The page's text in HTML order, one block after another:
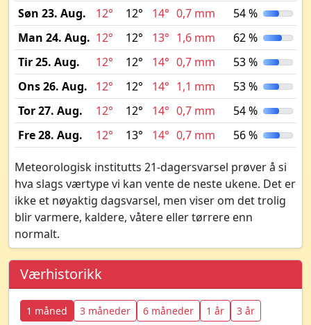
Søn 23. Aug.
12° 12° 14° 0,7 mm
54 %
Man 24. Aug. 12° 12° 13° 1,6 mm
62 %
Tir 25. Aug.
12° 12° 14° 0,7 mm
53 %
Ons 26. Aug.
12° 12° 14° 1,1 mm
53 %
Tor 27. Aug.
12° 12° 14° 0,7 mm
54 %
Fre 28. Aug.
12° 13° 14° 0,7 mm 56 %
Meteorologisk institutts 21-dagersvarsel prøver å si
hva slags værtype vi kan vente de neste ukene. Det er
ikke et nøyaktig dagsvarsel, men viser om det trolig
blir varmere, kaldere, våtere eller tørrere enn
normalt.
Værhistorikk
1 måned 3 måneder 6 måneder 1 år 3 år